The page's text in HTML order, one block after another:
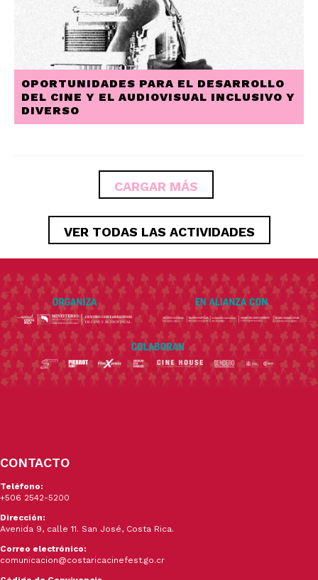
OPORTUNIDADES PARA EL DESARROLLO
DEL CINE Y EL AUDIOVISUAL INCLUSIVO Y
DIVERSO
CARGAR MÁS
VER TODAS LAS ACTIVIDADES
CONTACTO
Teléfono:
+506 2542-5200
Dirección:
Avenida 9, calle 11. San José, Costa Rica.
Correo electrónico:
comunicacion@costaricacinefest.go.cr